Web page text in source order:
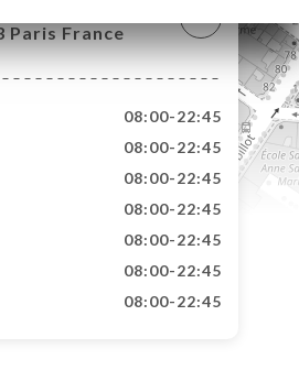
Paris France
08:00-22:45
08:00-22:45
08:00-22:45
08:00-22:45
08:00-22:45
08:00-22:45
08:00-22:45